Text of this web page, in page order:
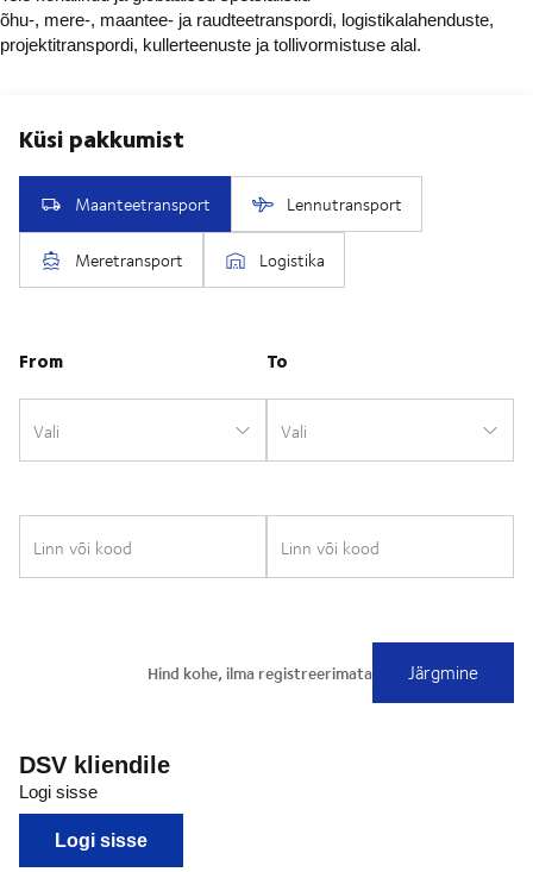
õhu-, mere-, maantee- ja raudteetranspordi, logistikalahenduste,
projektitranspordi, kullerteenuste ja tollivormistuse alal.
DSV kliendile
Logi sisse
Logi sisse